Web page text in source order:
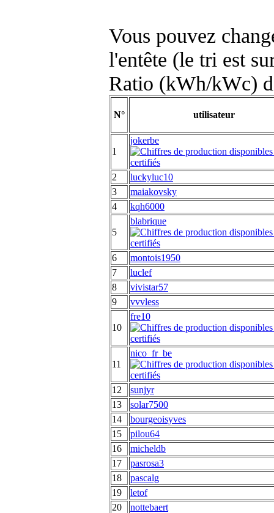
Vous pouvez
l'entête (le tri est
Ratio (kWh/kWc)
N° utilisateur
1
jokerbe
2
luckyluc10
3
maiakovsky
4
kqh6000
5
blabrique
6
montois1950
7
luclef
8
vivistar57
9
vvvless
10
fre10
11
nico_fr_be
12
sunjyr
13
solar7500
14
bourgeoisyves
15
pilou64
16
micheldb
17
pasrosa3
18
pascalg
19
letof
20
nottebaert